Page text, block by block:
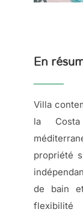
En
Villa
la Costa
propriété
de bain
flexibilité